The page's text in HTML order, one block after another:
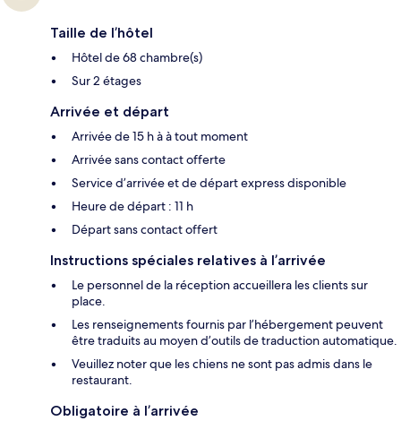
Taille de l’hôtel
Hôtel de 68 chambre(s)
Sur 2 étages
Arrivée et départ
Arrivée de 15 h à à tout moment
Arrivée sans contact offerte
Service d’arrivée et de départ express disponible
Heure de départ : 11 h
Départ sans contact offert
Instructions spéciales relatives à l’arrivée
Le personnel de la réception accueillera les clients sur
place.
Les renseignements fournis par l’hébergement peuvent
être traduits au moyen d’outils de traduction automatique.
Veuillez noter que les chiens ne sont pas admis dans le
restaurant.
Obligatoire à l’arrivée